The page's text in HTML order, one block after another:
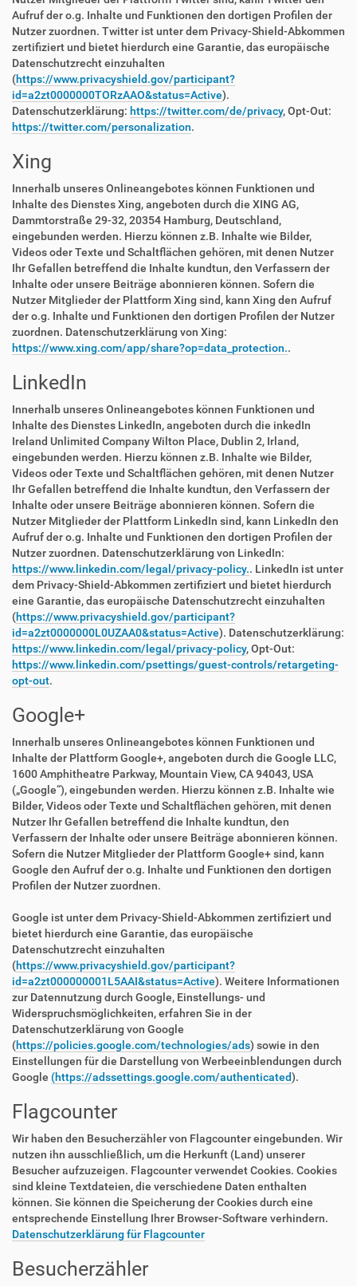
Aufruf der o.g. Inhalte und Funktionen den dortigen Profilen der
Nutzer zuordnen. Twitter ist unter dem Privacy-Shield-Abkommen
zertifiziert und bietet hierdurch eine Garantie, das europäische
Datenschutzrecht einzuhalten
(https://www.privacyshield.gov/participant?
id=a2zt0000000TORzAAO&status=Active).
Datenschutzerklärung: https://twitter.com/de/privacy, Opt-Out:
https://twitter.com/personalization.
Xing
Innerhalb unseres Onlineangebotes können Funktionen und
Inhalte des Dienstes Xing, angeboten durch die XING AG,
Dammtorstraße 29-32, 20354 Hamburg, Deutschland,
eingebunden werden. Hierzu können z.B. Inhalte wie Bilder,
Videos oder Texte und Schaltflächen gehören, mit denen Nutzer
Ihr Gefallen betreffend die Inhalte kundtun, den Verfassern der
Inhalte oder unsere Beiträge abonnieren können. Sofern die
Nutzer Mitglieder der Plattform Xing sind, kann Xing den Aufruf
der o.g. Inhalte und Funktionen den dortigen Profilen der Nutzer
zuordnen. Datenschutzerklärung von Xing:
https://www.xing.com/app/share?op=data_protection..
LinkedIn
Innerhalb unseres Onlineangebotes können Funktionen und
Inhalte des Dienstes LinkedIn, angeboten durch die inkedIn
Ireland Unlimited Company Wilton Place, Dublin 2, Irland,
eingebunden werden. Hierzu können z.B. Inhalte wie Bilder,
Videos oder Texte und Schaltflächen gehören, mit denen Nutzer
Ihr Gefallen betreffend die Inhalte kundtun, den Verfassern der
Inhalte oder unsere Beiträge abonnieren können. Sofern die
Nutzer Mitglieder der Plattform LinkedIn sind, kann LinkedIn den
Aufruf der o.g. Inhalte und Funktionen den dortigen Profilen der
Nutzer zuordnen. Datenschutzerklärung von LinkedIn:
https://www.linkedin.com/legal/privacy-policy.. LinkedIn ist unter
dem Privacy-Shield-Abkommen zertifiziert und bietet hierdurch
eine Garantie, das europäische Datenschutzrecht einzuhalten
(https://www.privacyshield.gov/participant?
id=a2zt0000000L0UZAA0&status=Active). Datenschutzerklärung:
https://www.linkedin.com/legal/privacy-policy, Opt-Out:
https://www.linkedin.com/psettings/guest-controls/retargeting-
opt-out.
Google+
Innerhalb unseres Onlineangebotes können Funktionen und
Inhalte der Plattform Google+, angeboten durch die Google LLC,
1600 Amphitheatre Parkway, Mountain View, CA 94043, USA
(„Google“), eingebunden werden. Hierzu können z.B. Inhalte wie
Bilder, Videos oder Texte und Schaltflächen gehören, mit denen
Nutzer Ihr Gefallen betreffend die Inhalte kundtun, den
Verfassern der Inhalte oder unsere Beiträge abonnieren können.
Sofern die Nutzer Mitglieder der Plattform Google+ sind, kann
Google den Aufruf der o.g. Inhalte und Funktionen den dortigen
Profilen der Nutzer zuordnen.
Google ist unter dem Privacy-Shield-Abkommen zertifiziert und
bietet hierdurch eine Garantie, das europäische
Datenschutzrecht einzuhalten
(https://www.privacyshield.gov/participant?
id=a2zt000000001L5AAI&status=Active). Weitere Informationen
zur Datennutzung durch Google, Einstellungs- und
Widerspruchsmöglichkeiten, erfahren Sie in der
Datenschutzerklärung von Google
(https://policies.google.com/technologies/ads) sowie in den
Einstellungen für die Darstellung von Werbeeinblendungen durch
Google (https://adssettings.google.com/authenticated).
Flagcounter
Wir haben den Besucherzähler von Flagcounter eingebunden. Wir
nutzen ihn ausschließlich, um die Herkunft (Land) unserer
Besucher aufzuzeigen. Flagcounter verwendet Cookies. Cookies
sind kleine Textdateien, die verschiedene Daten enthalten
können. Sie können die Speicherung der Cookies durch eine
entsprechende Einstellung Ihrer Browser-Software verhindern.
Datenschutzerklärung für Flagcounter
Besucherzähler